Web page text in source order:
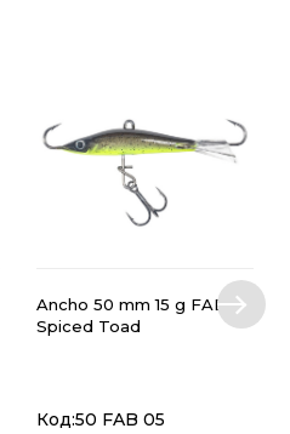
Ancho 50 mm 15 g FAB 05
Spiced Toad
Код:50 FAB 05